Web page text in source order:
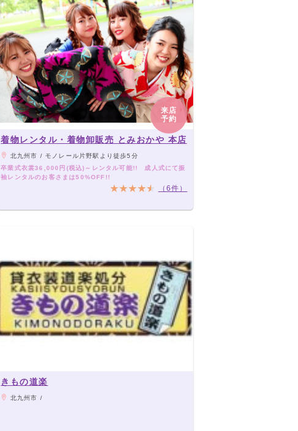
来店
予約
着物レンタル・着物卸販売 とみおかや 本店
北九州市 / モノレール片野駅より徒歩5分
卒業式衣裳36,000円(税込)～レンタル可能!! 成人式にて振
袖レンタルのお客さまは50%OFF!!
（6件）
きもの道楽
北九州市 /